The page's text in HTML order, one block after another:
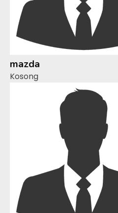
mazda
Kosong